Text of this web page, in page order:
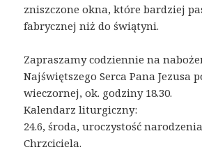
zniszczone okna, które bardziej
fabrycznej niż do świątyni.
Zapraszamy codziennie na
Najświętszego Serca Pana Jezusa
wieczornej, ok. godziny 18.30.
Kalendarz liturgiczny:
24.6, środa, uroczystość
Chrzciciela.